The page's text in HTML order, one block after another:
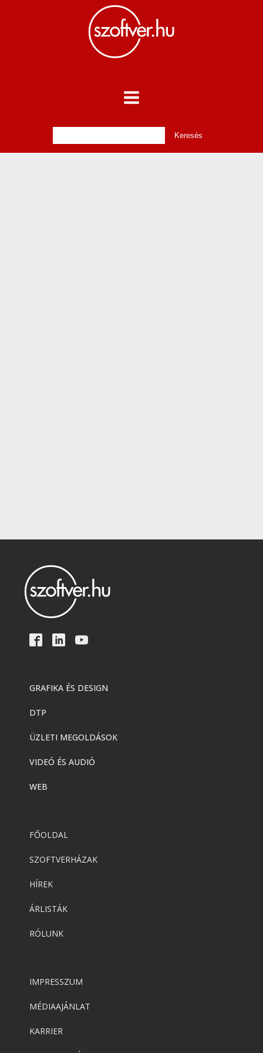
GRAFIKA ÉS DESIGN
DTP
ÜZLETI MEGOLDÁSOK
VIDEÓ ÉS AUDIÓ
WEB
FŐOLDAL
SZOFTVERHÁZAK
HÍREK
ÁRLISTÁK
RÓLUNK
IMPRESSZUM
MÉDIAAJÁNLAT
KARRIER